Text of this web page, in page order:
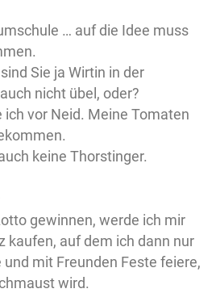
… auf die Idee muss
Sie ja Wirtin in der
nicht übel, oder?
ich vor Neid. Meine Tomaten
keine Thorstinger.
gewinnen, werde ich mir
kaufen, auf dem ich dann nur
und mit Freunden Feste feiere,
wird.